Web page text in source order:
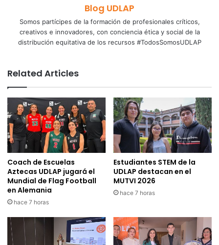
Blog UDLAP
Somos partícipes de la formación de profesionales críticos,
creativos e innovadores, con conciencia ética y social de la
distribución equitativa de los recursos #TodosSomosUDLAP
Related Articles
Coach de Escuelas
Aztecas UDLAP jugará el
Mundial de Flag Football
en Alemania
hace 7 horas
Estudiantes STEM de la
UDLAP destacan en el
MUTVI 2026
hace 7 horas